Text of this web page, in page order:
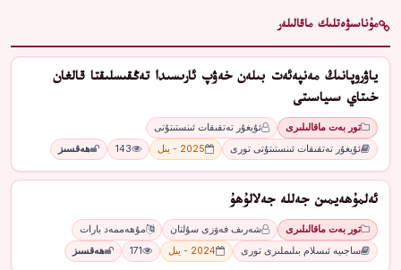
مۇناسىۋەتلىك ماقالىلەر
ياۋروپانىڭ مەنپەئەت بىلەن خەۋپ ئارىسىدا تەڭقىسلىقتا قالغان
خىتاي سىياسىتى
تور بەت ماقالىلىرى
ئۇيغۇر تەتقىقات ئىنستىتۇتى
ئۇيغۇر تەتقىقات ئىنستىتۇتى تورى
2025 - يىل 143 ھەقسىز
ئەلمۇھەيمىن جەللە جەلالۇھۇ
تور بەت ماقالىلىرى شەرىف فەۋزى سۇلتان
مۇھەممەد بارات
ساجىيە ئىسلام بىلىملىرى تورى
2024 - يىل 171 ھەقسىز